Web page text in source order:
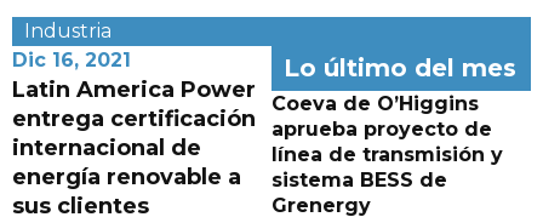
Industria
Dic 16, 2021
Latin America Power
entrega certificación
internacional de
energía renovable a
sus clientes
Lo último del mes
Coeva de O’Higgins
aprueba proyecto de
línea de transmisión y
sistema BESS de
Grenergy